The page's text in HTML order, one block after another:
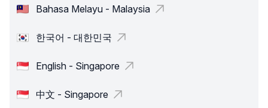
Bahasa Melayu - Malaysia
한국어 - 대한민국
English - Singapore
中文 - Singapore